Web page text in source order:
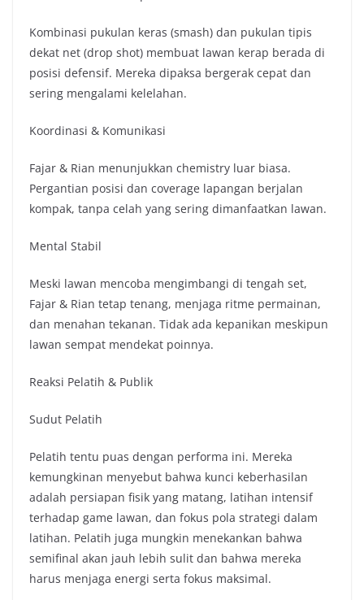
Kombinasi pukulan keras (smash) dan pukulan tipis
dekat net (drop shot) membuat lawan kerap berada di
posisi defensif. Mereka dipaksa bergerak cepat dan
sering mengalami kelelahan.
Koordinasi & Komunikasi
Fajar & Rian menunjukkan chemistry luar biasa.
Pergantian posisi dan coverage lapangan berjalan
kompak, tanpa celah yang sering dimanfaatkan lawan.
Mental Stabil
Meski lawan mencoba mengimbangi di tengah set,
Fajar & Rian tetap tenang, menjaga ritme permainan,
dan menahan tekanan. Tidak ada kepanikan meskipun
lawan sempat mendekat poinnya.
Reaksi Pelatih & Publik
Sudut Pelatih
Pelatih tentu puas dengan performa ini. Mereka
kemungkinan menyebut bahwa kunci keberhasilan
adalah persiapan fisik yang matang, latihan intensif
terhadap game lawan, dan fokus pola strategi dalam
latihan. Pelatih juga mungkin menekankan bahwa
semifinal akan jauh lebih sulit dan bahwa mereka
harus menjaga energi serta fokus maksimal.